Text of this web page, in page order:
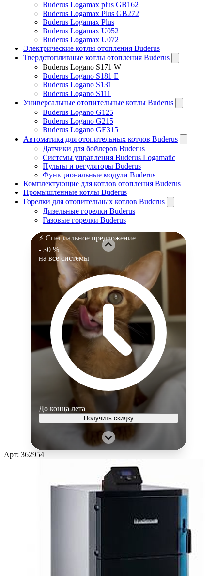
Buderus Logamax plus GB162
Buderus Logamax Plus GB272
Buderus Logamax Plus
Buderus Logamax U052
Buderus Logamax U072
Электрические котлы отопления Buderus
Твердотопливные котлы отопления Buderus
Buderus Logano S171 W
Buderus Logano S181 E
Buderus Logano S131
Buderus Logano S111
Универсальные отопительные котлы Buderus
Buderus Logano G125
Buderus Logano G215
Buderus Logano GE315
Автоматика для отопительных котлов Buderus
Датчики для бойлеров Buderus
Системы управления Buderus Logamatic
Пульты и регуляторы Buderus
Функциональные модули Buderus
Комплектующие для котлов отопления Buderus
Промышленные котлы Buderus
Горелки для отопительных котлов Buderus
Дизельные горелки Buderus
Газовые горелки Buderus
⚡ Специальное предложение
- 30 %
на все системы
До конца марта
Получить скидку
⚡ Специальное предложение
- 30 %
на все системы
До конца лета
Получить скидку
⚡ Специальное предложение
Арт: 362954